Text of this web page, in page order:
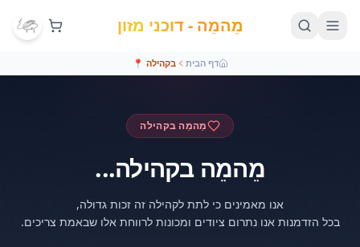
מֵהמֵה - דוכני מזון
דף הבית בקהילה 📍
מֵהמֵה בקהילה
מֵהמֵה בקהילה...
בכל הזדמנות אנו נתרום ציודים ומכונות לרווחת אלו שבאמת צריכים.